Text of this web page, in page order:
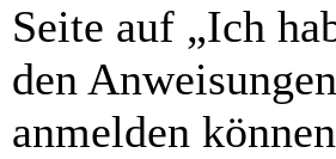
Seite auf „Ich
den
anmelden